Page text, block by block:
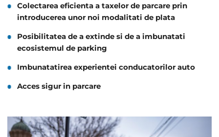
Colectarea eficienta a taxelor de parcare prin
introducerea unor noi modalitati de plata
Posibilitatea de a extinde si de a imbunatati
ecosistemul de parking
Imbunatatirea experientei conducatorilor auto
Acces sigur in parcare